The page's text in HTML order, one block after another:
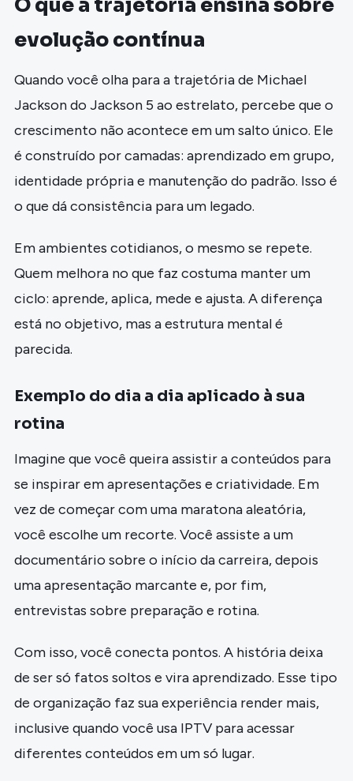
O que a trajetória ensina sobre
evolução contínua
Quando você olha para a trajetória de Michael
Jackson do Jackson 5 ao estrelato, percebe que o
crescimento não acontece em um salto único. Ele
é construído por camadas: aprendizado em grupo,
identidade própria e manutenção do padrão. Isso é
o que dá consistência para um legado.
Em ambientes cotidianos, o mesmo se repete.
Quem melhora no que faz costuma manter um
ciclo: aprende, aplica, mede e ajusta. A diferença
está no objetivo, mas a estrutura mental é
parecida.
Exemplo do dia a dia aplicado à sua
rotina
Imagine que você queira assistir a conteúdos para
se inspirar em apresentações e criatividade. Em
vez de começar com uma maratona aleatória,
você escolhe um recorte. Você assiste a um
documentário sobre o início da carreira, depois
uma apresentação marcante e, por fim,
entrevistas sobre preparação e rotina.
Com isso, você conecta pontos. A história deixa
de ser só fatos soltos e vira aprendizado. Esse tipo
de organização faz sua experiência render mais,
inclusive quando você usa IPTV para acessar
diferentes conteúdos em um só lugar.